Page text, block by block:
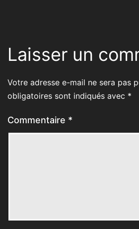
Laisser un
Votre adresse e-mail ne sera pas
obligatoires sont indiqués avec *
Commentaire *